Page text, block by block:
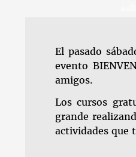
El pasado
evento
amigos.
Los cursos
grande
actividades que